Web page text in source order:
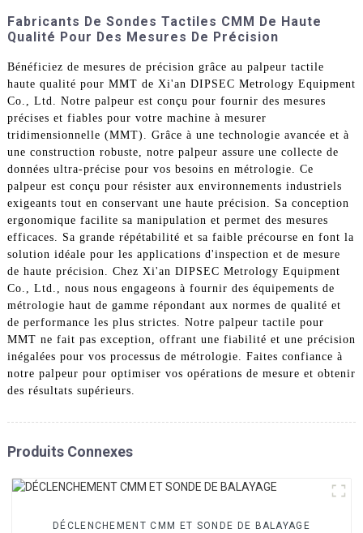
Fabricants De Sondes Tactiles CMM De Haute
Qualité Pour Des Mesures De Précision
Bénéficiez de mesures de précision grâce au palpeur tactile
haute qualité pour MMT de Xi'an DIPSEC Metrology Equipment
Co., Ltd. Notre palpeur est conçu pour fournir des mesures
précises et fiables pour votre machine à mesurer
tridimensionnelle (MMT). Grâce à une technologie avancée et à
une construction robuste, notre palpeur assure une collecte de
données ultra-précise pour vos besoins en métrologie. Ce
palpeur est conçu pour résister aux environnements industriels
exigeants tout en conservant une haute précision. Sa conception
ergonomique facilite sa manipulation et permet des mesures
efficaces. Sa grande répétabilité et sa faible précourse en font la
solution idéale pour les applications d'inspection et de mesure
de haute précision. Chez Xi'an DIPSEC Metrology Equipment
Co., Ltd., nous nous engageons à fournir des équipements de
métrologie haut de gamme répondant aux normes de qualité et
de performance les plus strictes. Notre palpeur tactile pour
MMT ne fait pas exception, offrant une fiabilité et une précision
inégalées pour vos processus de métrologie. Faites confiance à
notre palpeur pour optimiser vos opérations de mesure et obtenir
des résultats supérieurs.
Produits Connexes
DÉCLENCHEMENT CMM ET SONDE DE BALAYAGE